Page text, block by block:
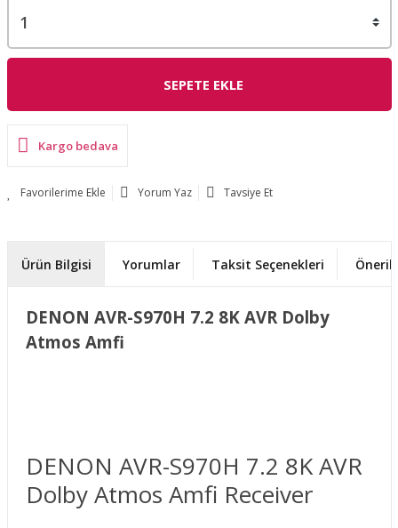
SEPETE EKLE
Kargo bedava
Yorum Yaz Tavsiye Et
Ürün Bilgisi Yorumlar Taksit Seçenekleri
DENON AVR-S970H 7.2 8K AVR Dolby
Atmos Amfi
DENON AVR-S970H 7.2 8K AVR
Dolby Atmos Amfi Receiver